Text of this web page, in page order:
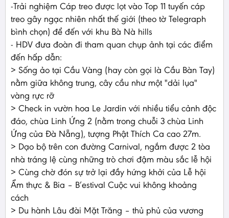
-Trải nghiệm Cáp treo được lọt vào Top 11 tuyến cáp
treo gây ngạc nhiên nhất thế giới (theo tờ Telegraph
bình chọn) để đến với khu Bà Nà hills
- HDV đưa đoàn đi tham quan chụp ảnh tại các điểm
đến hấp dẫn:
> Sống ảo tại Cầu Vàng (hay còn gọi là Cầu Bàn Tay)
nằm giữa không trung, cây cầu như một "dải lụa"
vàng rực rỡ
> Check in vườn hoa Le Jardin với nhiều tiểu cảnh độc
đáo, chùa Linh Ứng 2 (nằm trong chuỗi 3 chùa Linh
Ứng của Đà Nẵng), tượng Phật Thích Ca cao 27m.
> Dạo bộ trên con đường Carnival, ngắm được 2 tòa
nhà tráng lệ cùng những trò chơi đậm màu sắc lễ hội
> Cùng chờ đón sự trở lại đầy hứng khởi của Lễ hội
Ẩm thực & Bia – B’estival Cuộc vui không khoảng
cách
> Du hành Lâu đài Mặt Trăng – thủ phủ của vương